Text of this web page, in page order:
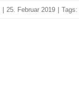
25. Februar 2019 Tags: